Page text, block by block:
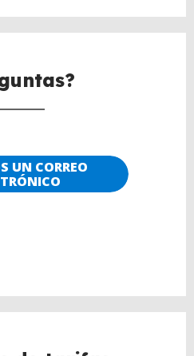
UN CORREO